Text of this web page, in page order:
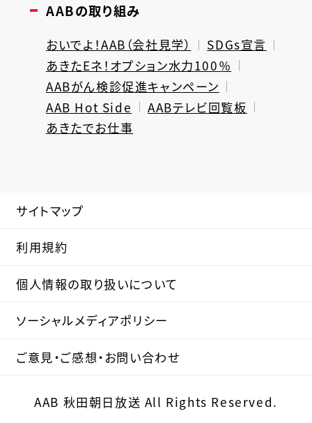
AABの取り組み
おいでよ！AAB（会社見学）
SDGs宣言
あきたEネ！オプション水力100％
AABがん検診促進キャンペーン
AAB Hot Side
AABテレビ回覧板
あきたでお仕事
サイトマップ
利用規約
個人情報の取り扱いについて
ソーシャルメディアポリシー
ご意見・ご感想・お問い合わせ
AAB 秋田朝日放送 All Rights Reserved.